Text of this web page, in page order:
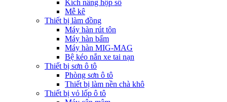
Kích nâng hộp số
Mễ kê
Thiết bị làm đồng
Máy hàn rút tôn
Máy hàn bấm
Máy hàn MIG-MAG
Bệ kéo nắn xe tai nạn
Thiết bị sơn ô tô
Phòng sơn ô tô
Thiết bị làm nền chà khô
Thiết bị vỏ lốp ô tô